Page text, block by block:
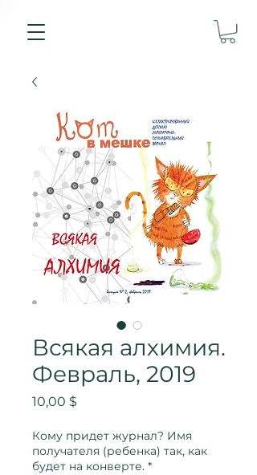
Всякая алхимия.
Февраль, 2019
10,00 $
Кому придет журнал? Имя
получателя (ребенка) так, как
будет на конверте. *